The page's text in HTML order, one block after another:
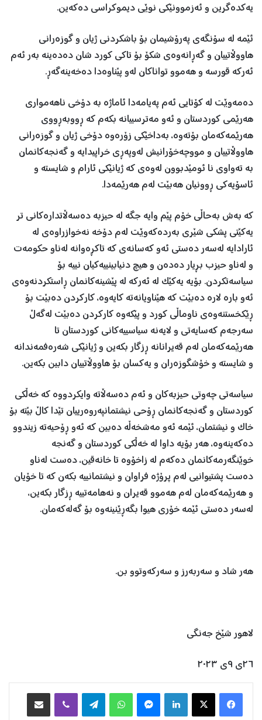
یەكدەگرین و ئەزموونێكی نوێی دیموكراسی دەكەین.
ئێمە لە سۆنگەی پەرۆشیمان بۆ باشکردنی ژیان و گوزەرانی
هاووڵاتییان و گەڕانەوەی شکۆ بۆ تاکی کورد شان دەدەینە بەر ئەم
ئەرکە قورسە و هەموو تواناکان لەو پێناوەدا دەخەینەگەڕ.
دەمەوێت لە کۆتایی ئەم پەیامەدا ئاماژە بە دۆخی ناهەمواری
هەرێمی کوردستان و ئەو مەترسییانە بکەم کە ڕووبەڕووی
هەرێمەکەمان بۆتەوە، بەداخێکی زۆرەوە دۆخی ژیان و گوزەرانی
هاووڵاتییان و مووچەخۆرانیش لەوپەڕی خراپیدایە و گەنجەکانمان
بە تەواوی نا ئومێدبوون لەوەی کە ژیانێکی ئارام و شایستە و
ئاسۆیەکی ڕوونیان هەبێت لەم هەرێمەدا.
کە بەش بەحاڵی خۆم پێم وایە جگە لە حیزبە دەسەڵاتدارەکانی تر
یەکێتی پشکی شێری بەردەکەوێت لەم دۆخە نەخوازراوەی لە
ئارادایە لەسەر دەستی ئەو کەسانەی کە تاکڕەوانە لەناو حکومەت
و لەناو حیزب بڕیار دەدەن و هیچ دنیابینییەکیان نییە بۆ
سیاسەتکردن. بۆیە یەکێک لە ئەرکە لە پێشینەکانمان ڕاستکردنەوەی
ئەو بارە لارە دەبێت کە هێناویانەتە کایەوە، کارکردن دەبێت بۆ
ڕێکخستنەوەی ناوماڵی کورد و پێکەوە کارکردن دەبێت لەگەڵ
سەرجەم کەسایەتی و لایەنە سیاسییەکانی کوردستان تا
هەرێمەکەمان لەم قەیرانانە ڕزگار بکەین و ژیانێکی شەرەفمەندانە
و شایستە و خۆشگوزەران و یەکسان بۆ هاووڵاتییان دابین بکەین.
سیاسەتی چەوتی حیزبەکان و ئەم دەسەڵاتە وایکردووە کە خەڵکی
کوردستان و گەنجەکانمان ڕۆحی نیشتمانپەروەرییان تێدا کاڵ بێتە بۆ
خاک و نیشتمان، ئێمە ئەو مەشخەڵە دەبین کە ئەو ڕۆحیەتە زیندوو
دەکەینەوە، هەر بۆیە داوا لە خەڵکی کوردستان و گەنجە
خوێنگەرمەکانمان دەکەم لە زاخۆوە تا خانەقین، دەست لەناو
دەست پشتیوانیی لەم پرۆژە فراوان و نیشتمانییە بکەن کە تا خۆیان
و هەرێمەکەمان لەم هەموو قەیران و نەهامەتییە ڕزگار بکەین،
لەسەر دەستی ئێمە خۆری هیوا بگەڕێنینەوە بۆ گەلەکەمان.
هەر شاد و سەربەرز و سەرکەوتوو بن.
لاهور شێخ جەنگی
٢٦ی ٩ی ٢٠٢٣
X
Telegram